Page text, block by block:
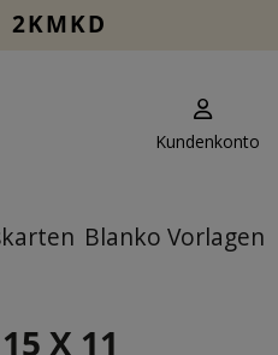
2KMKD
Kundenkonto
Blanko Vorlagen
X 11